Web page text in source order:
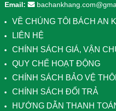
Email:
VỀ CHÚNG TÔI BÁCH AN
LIÊN HỆ
CHÍNH SÁCH GIÁ, VẬN
QUY CHẾ HOẠT ĐỘNG
CHÍNH SÁCH BẢO VỆ
CHÍNH SÁCH ĐỔI TRẢ
HƯỚNG DẪN THANH